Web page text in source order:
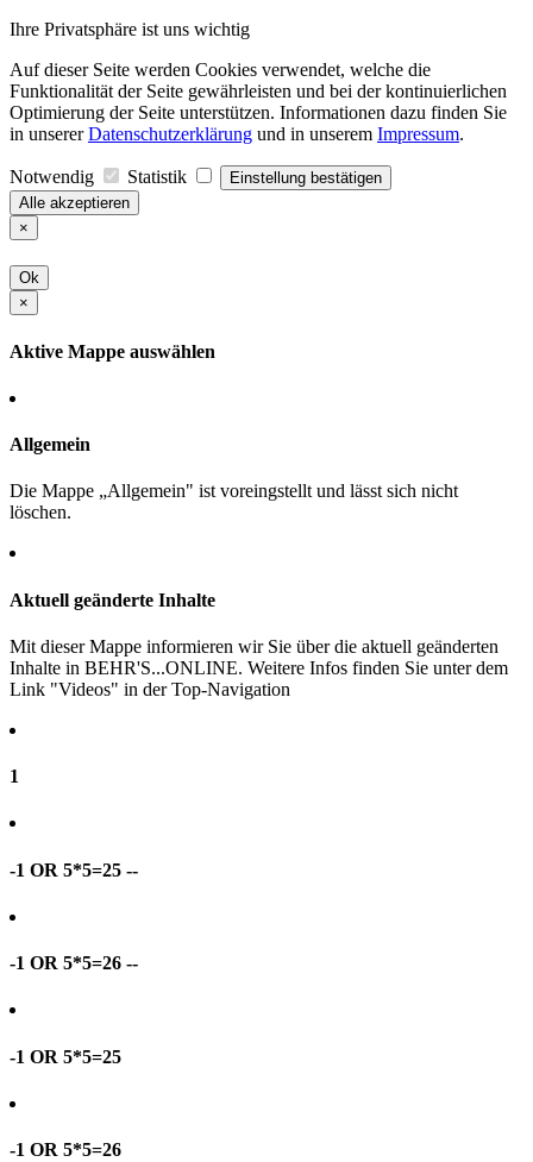
Ihre Privatsphäre ist uns wichtig
Auf dieser Seite werden Cookies verwendet, welche die
Funktionalität der Seite gewährleisten und bei der kontinuierlichen
Optimierung der Seite unterstützen. Informationen dazu finden Sie
in unsererDatenschutzerklärung und in unserem Impressum.
Notwendig Statistik
Einstellung bestätigen
Alle akzeptieren
×
Ok
×
Aktive Mappe auswählen
Allgemein
Die Mappe „Allgemein" ist voreingstellt und lässt sich nicht
löschen.
Aktuell geänderte Inhalte
Mit dieser Mappe informieren wir Sie über die aktuell geänderten
Inhalte in BEHR'S...ONLINE. Weitere Infos finden Sie unter dem
Link "Videos" in der Top-Navigation
1
-1 OR 5*5=25 --
-1 OR 5*5=26 --
-1 OR 5*5=25
-1 OR 5*5=26